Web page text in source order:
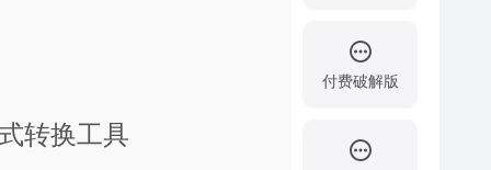
转换工具
付费破解版
02-17